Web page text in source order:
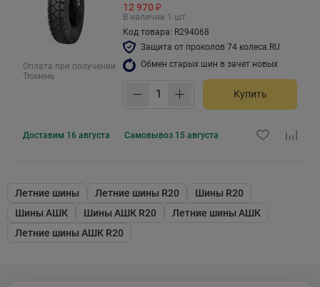
Оплата при получении
Тюмень
12 970 ₽
В наличии 1 шт.
Код товара: R294068
Защита от проколов 74 колеса.RU
Обмен старых шин в зачет новых
Купить
Доставим 16 августа Самовывоз 15 августа
Летние шины Летние шины R20
Шины R20
Шины АШК
Шины АШК R20
Летние шины АШК
Летние шины АШК R20